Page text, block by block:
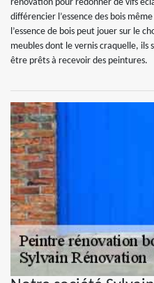
rénovation pour redonner de vifs
différencier l’essence des bois
l’essence de bois peut jouer sur le
meubles dont le vernis craquelle, ils
être prêts à recevoir des peintures.